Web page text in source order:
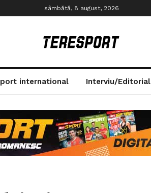
sâmbătă, 8 august, 2026
international Interviu/Editorial